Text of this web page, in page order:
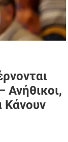
Ανήθικοι,
Κάνουν